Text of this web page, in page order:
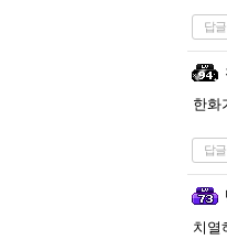
답글
한화
답글
치열